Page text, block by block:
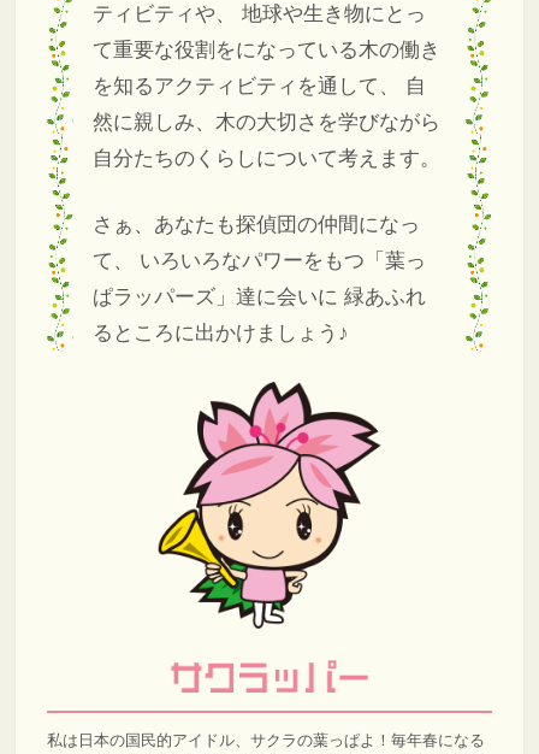
ティビティや、
地球や生き物にとっ
て重要な役割をになっている木の働き
を知るアクティビティを通して、
自
然に親しみ、木の大切さを学びながら
自分たちのくらしについて考えます。
さぁ、あなたも探偵団の仲間になっ
て、
いろいろなパワーをもつ「葉っ
ぱラッパーズ」達に会いに 緑あふれ
るところに出かけましょう♪
私は日本の国民的アイドル、サクラの葉っぱよ！毎年春になる